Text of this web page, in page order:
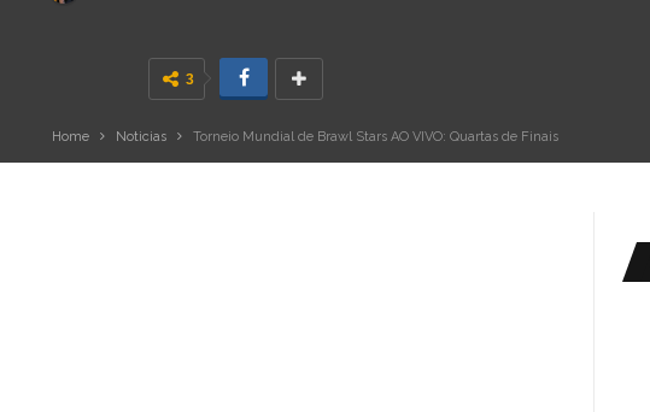
3
Home Noticias Torneio Mundial de Brawl Stars AO VIVO: Quartas de Finais